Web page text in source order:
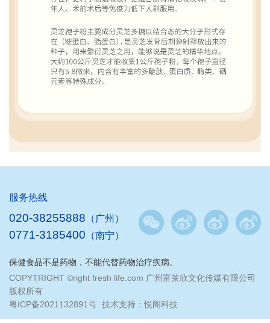
服务热线
020-38255888 （广州）
0771-3185400 （南宁）
保健食品不是药物，不能代替药物治疗疾病。
COPYTRIGHT ©right fresh life.com 广州富莱欣文化传媒有限公司
版权所有
粤ICP备2021132891号 技术支持：悦阁科技